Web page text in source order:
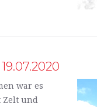
war es
Zelt und